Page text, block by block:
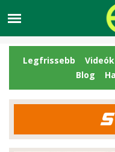
Legfrissebb Videók
Blog